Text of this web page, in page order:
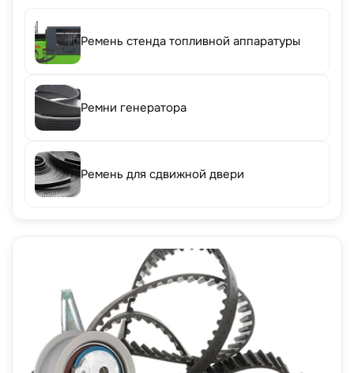
Ремень стенда топливной аппаратуры
Ремни генератора
Ремень для сдвижной двери